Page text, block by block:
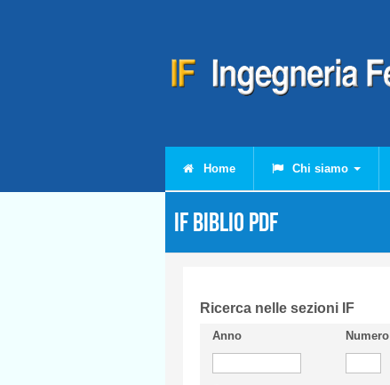
Home Chi siamo
IF Biblio PDF
Ricerca nelle sezioni IF
Anno Numero